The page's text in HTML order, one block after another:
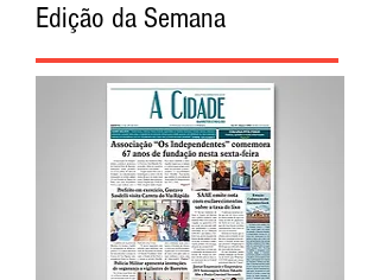
Edição da Semana